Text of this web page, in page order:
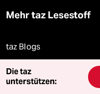
Mehr taz Lesestoff
taz Blogs
taz FUTURZWEI
Die taz
unterstützen: